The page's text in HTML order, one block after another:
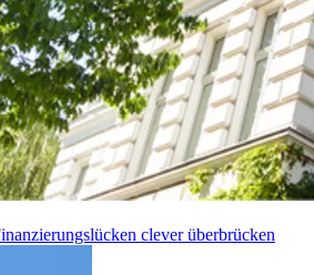
clever überbrücken